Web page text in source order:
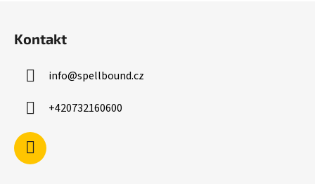
Kontakt
info@spellbound.cz
+420732160600